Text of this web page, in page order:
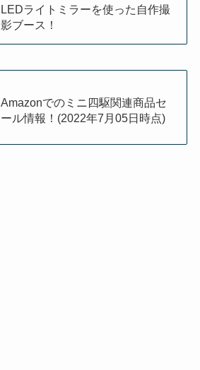
LEDライトミラーを使った自作撮
影ブース！
Amazonでのミニ四駆関連商品セ
ール情報！(2022年7月05日時点)